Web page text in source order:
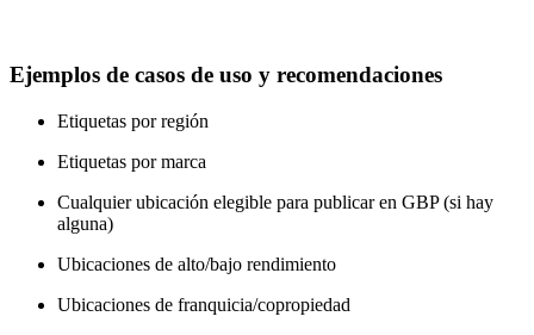
Ejemplos de casos de uso y recomendaciones
Etiquetas por región
Etiquetas por marca
Cualquier ubicación elegible para publicar en GBP (si hay
alguna)
Ubicaciones de alto/bajo rendimiento
Ubicaciones de franquicia/copropiedad